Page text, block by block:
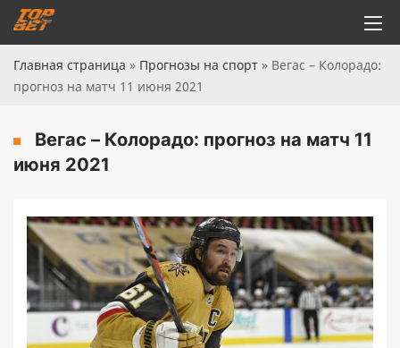
Главная страница » Прогнозы на спорт » Вегас – Колорадо:
прогноз на матч 11 июня 2021
Вегас – Колорадо: прогноз на матч 11
июня 2021